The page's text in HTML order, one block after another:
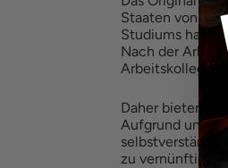
Staaten von
Studiums habe
Nach der Arbeit
Arbeitskollegen
Daher bieten
Aufgrund
zu vernünftigen